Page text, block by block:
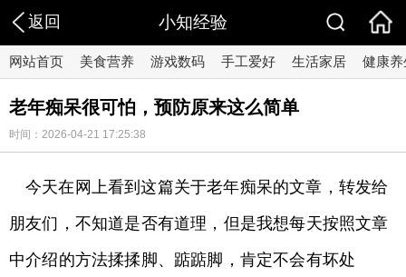
返回 小知经验
网站首页 美食营养 游戏数码 手工爱好 生活家居 健康养
老年痴呆很可怕，预防原来这么简单
时间：2026-04-21 17:25:38
今天在网上看到这篇关于老年痴呆的文章，转发给
朋友们，不知道是否有道理，但是我想每天按照文章
中介绍的方法揉揉脚、踮踮脚，肯定不会有坏处